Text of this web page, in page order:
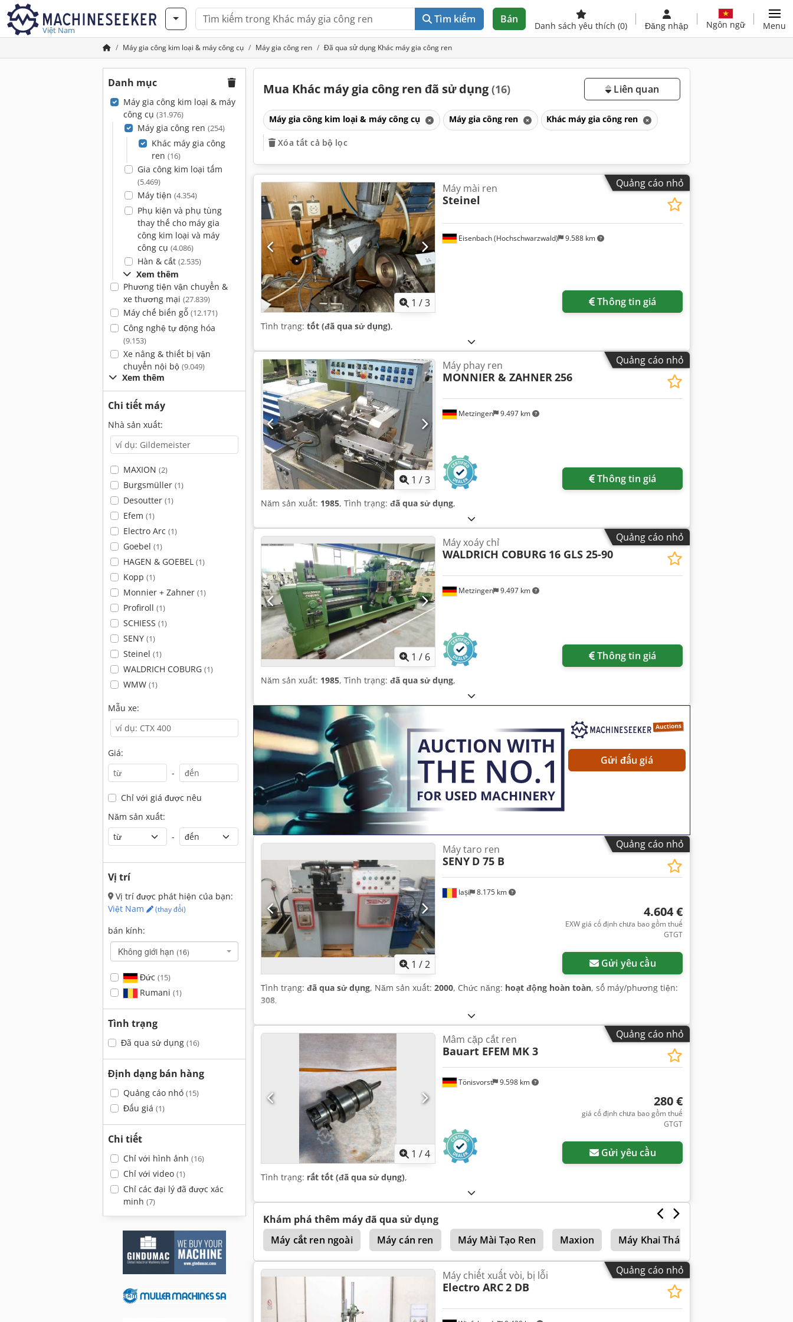
Việt Nam
Tìm kiếm Bán
Danh sách yêu thích (0) Đăng nhập Ngôn ngữ Menu
Máy gia công kim loại & máy công cụ Máy gia công ren Đã qua sử dụng Khác máy gia công ren
Danh mục
Máy gia công kim loại & máy
công cụ (31.976)
Máy gia công ren (254)
Khác máy gia công
ren (16)
Gia công kim loại tấm
(5.469)
Máy tiện (4.354)
Phụ kiện và phụ tùng
thay thế cho máy gia
công kim loại và máy
công cụ (4.086)
Hàn & cắt (2.535)
Xem thêm
Phương tiện vận chuyển &
xe thương mại (27.839)
Máy chế biến gỗ (12.171)
Công nghệ tự động hóa
(9.153)
Xe nâng & thiết bị vận
chuyển nội bộ (9.049)
Xem thêm
Chi tiết máy
Nhà sản xuất:
MAXION (2)
Burgsmüller (1)
Desoutter (1)
Efem (1)
Electro Arc (1)
Goebel (1)
HAGEN & GOEBEL (1)
Kopp (1)
Monnier + Zahner (1)
Profiroll (1)
SCHIESS (1)
SENY (1)
Steinel (1)
WALDRICH COBURG (1)
WMW (1)
Mẫu xe:
Giá:
-
Chỉ với giá được nêu
Năm sản xuất:
-
Vị trí
Vị trí được phát hiện của bạn:
Việt Nam
(thay đổi)
bán kính:
Không giới hạn (16)
Đức (15)
Rumani (1)
Tình trạng
Đã qua sử dụng (16)
Định dạng bán hàng
Quảng cáo nhỏ (15)
Đấu giá (1)
Chi tiết
Chỉ với hình ảnh (16)
Chỉ với video (1)
Chỉ các đại lý đã được xác
minh (7)
Mua Khác máy gia công ren đã sử dụng (16) Liên quan
Máy gia công kim loại & máy công cụ Máy gia công ren Khác máy gia công ren
Xóa tất cả bộ lọc
Quảng cáo nhỏ
1 /3
Eisenbach (Hochschwarzwald) 9.588 km
Máy mài ren
Steinel
Thông tin giá
Tình trạng: tốt (đã qua sử dụng),
Quảng cáo nhỏ
1 /3
Metzingen 9.497 km
Máy phay ren
MONNIER & ZAHNER 256
Thông tin giá
Năm sản xuất: 1985, Tình trạng: đã qua sử dụng,
Quảng cáo nhỏ
1 / 6
Metzingen 9.497 km
Máy xoáy chỉ
WALDRICH COBURG 16 GLS 25-90
Thông tin giá
Năm sản xuất: 1985, Tình trạng: đã qua sử dụng,
Gửi đấu giá
Quảng cáo nhỏ
Yêu cầu thêm hình ảnh
1 /2
Iași 8.175 km
Máy taro ren
SENY D 75 B
4.604 €
EXW giá cố định chưa bao gồm thuế
GTGT
Gửi yêu cầu
Tình trạng: đã qua sử dụng, Năm sản xuất: 2000, Chức năng: hoạt động hoàn toàn, số máy/phương tiện:
308,
Quảng cáo nhỏ
1 /4
Tönisvorst 9.598 km
Mâm cặp cắt ren
Bauart EFEM MK 3
280 €
giá cố định chưa bao gồm thuế
GTGT
Gửi yêu cầu
Tình trạng: rất tốt (đã qua sử dụng),
Khám phá thêm máy đã qua sử dụng
Máy cắt ren ngoài
Máy cán ren Máy Mài Tạo Ren Maxion Máy Khai Thác
Hagen Goebel Goebel
Quảng cáo nhỏ
Máy chiết xuất vòi, bị lỗi
Electro ARC2 DB